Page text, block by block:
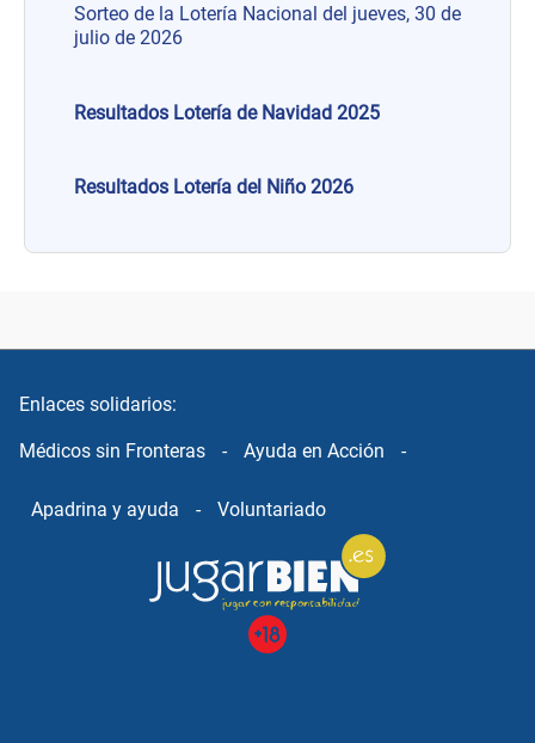
Sorteo de la Lotería Nacional del jueves, 30 de
julio de 2026
Resultados Lotería de Navidad 2025
Resultados Lotería del Niño 2026
Enlaces solidarios:
Médicos sin Fronteras - Ayuda en Acción -
Apadrina y ayuda - Voluntariado